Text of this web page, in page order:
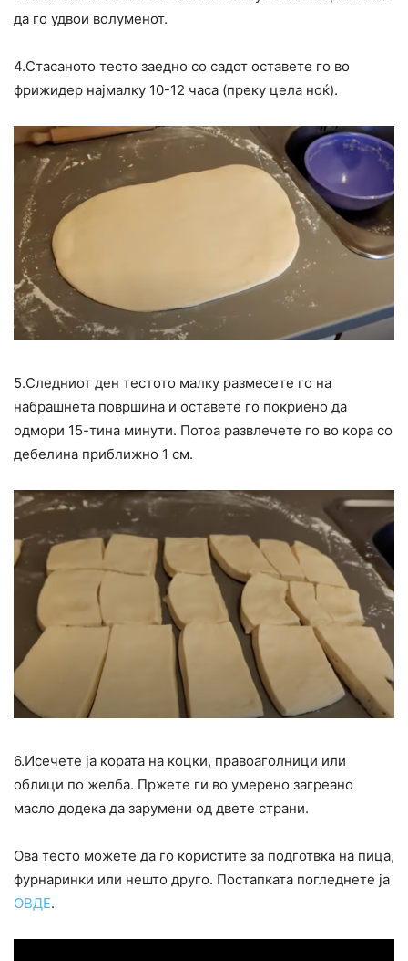
да го удвои волуменот.
4.Стасаното тесто заедно со садот оставете го во
фрижидер најмалку 10-12 часа (преку цела ноќ).
5.Следниот ден тестото малку размесете го на
набрашнета површина и оставете го покриено да
одмори 15-тина минути. Потоа развлечете го во кора со
дебелина приближно 1 см.
6.Исечете ја кората на коцки, правоаголници или
облици по желба. Пржете ги во умерено загреано
масло додека да зарумени од двете страни.
Ова тесто можете да го користите за подготвка на пица,
фурнаринки или нешто друго. Постапката погледнете ја
ОВДЕ.